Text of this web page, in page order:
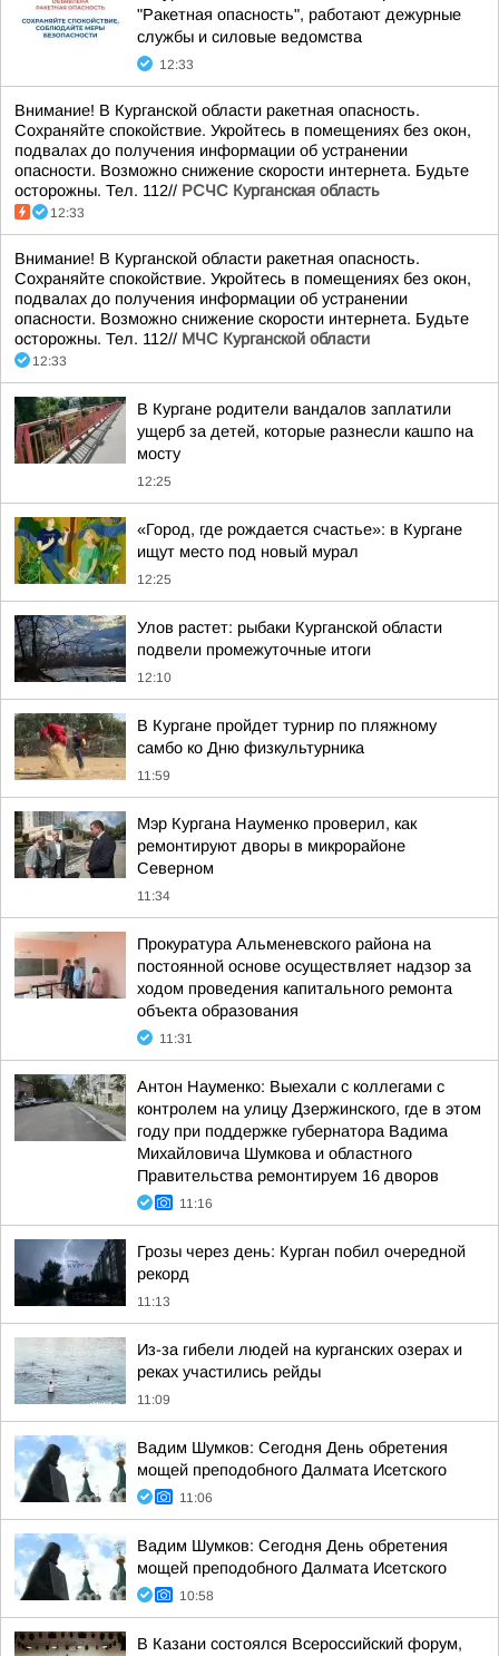
"Ракетная опасность", работают дежурные
службы и силовые ведомства
12:33
Внимание! В Курганской области ракетная опасность.
Сохраняйте спокойствие. Укройтесь в помещениях без окон,
подвалах до получения информации об устранении
опасности. Возможно снижение скорости интернета. Будьте
осторожны. Тел. 112// РСЧС Курганская область
12:33
Внимание! В Курганской области ракетная опасность.
Сохраняйте спокойствие. Укройтесь в помещениях без окон,
подвалах до получения информации об устранении
опасности. Возможно снижение скорости интернета. Будьте
осторожны. Тел. 112// МЧС Курганской области
12:33
В Кургане родители вандалов заплатили
ущерб за детей, которые разнесли кашпо на
мосту
12:25
«Город, где рождается счастье»: в Кургане
ищут место под новый мурал
12:25
Улов растет: рыбаки Курганской области
подвели промежуточные итоги
12:10
В Кургане пройдет турнир по пляжному
самбо ко Дню физкультурника
11:59
Мэр Кургана Науменко проверил, как
ремонтируют дворы в микрорайоне
Северном
11:34
Прокуратура Альменевского района на
постоянной основе осуществляет надзор за
ходом проведения капитального ремонта
объекта образования
11:31
Антон Науменко: Выехали с коллегами с
контролем на улицу Дзержинского, где в этом
году при поддержке губернатора Вадима
Михайловича Шумкова и областного
Правительства ремонтируем 16 дворов
11:16
Грозы через день: Курган побил очередной
рекорд
11:13
Из-за гибели людей на курганских озерах и
реках участились рейды
11:09
Вадим Шумков: Сегодня День обретения
мощей преподобного Далмата Исетского
11:06
Вадим Шумков: Сегодня День обретения
мощей преподобного Далмата Исетского
10:58
В Казани состоялся Всероссийский форум,